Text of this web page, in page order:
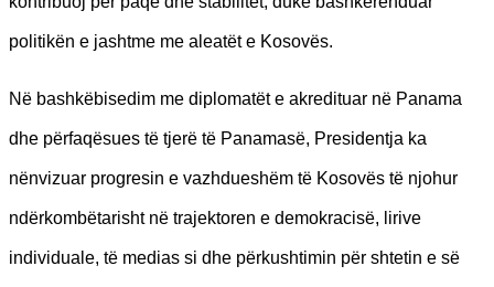
politikën e jashtme me aleatët e Kosovës.
Në bashkëbisedim me diplomatët e akredituar në Panama
dhe përfaqësues të tjerë të Panamasë, Presidentja ka
nënvizuar progresin e vazhdueshëm të Kosovës të njohur
ndërkombëtarisht në trajektoren e demokracisë, lirive
individuale, të medias si dhe përkushtimin për shtetin e së